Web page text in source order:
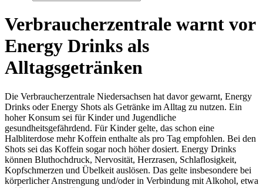
Verbraucherzentrale warnt vor
Energy Drinks als
Alltagsgetränken
Die Verbraucherzentrale Niedersachsen hat davor gewarnt, Energy
Drinks oder Energy Shots als Getränke im Alltag zu nutzen. Ein
hoher Konsum sei für Kinder und Jugendliche
gesundheitsgefährdend. Für Kinder gelte, das schon eine
Halbliterdose mehr Koffein enthalte als pro Tag empfohlen. Bei den
Shots sei das Koffein sogar noch höher dosiert. Energy Drinks
können Bluthochdruck, Nervosität, Herzrasen, Schlaflosigkeit,
Kopfschmerzen und Übelkeit auslösen. Das gelte insbesondere bei
körperlicher Anstrengung und/oder in Verbindung mit Alkohol, etwa